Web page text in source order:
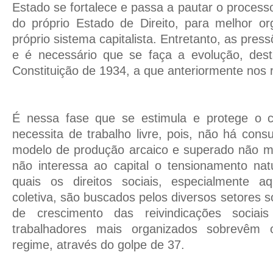
Estado se fortalece e passa a pautar o
do próprio Estado de Direito, para melhor
próprio sistema capitalista. Entretanto, as
e é necessário que se faça a evolução,
Constituição de 1934, a que anteriormente nos
É nessa fase que se estimula e protege o
necessita de trabalho livre, pois, não há
modelo de produção arcaico e superado não
não interessa ao capital o tensionamento
quais os direitos sociais, especialmente
coletiva, são buscados pelos diversos setores
de crescimento das reivindicações
trabalhadores mais organizados sobrevêm
regime, através do golpe de 37.